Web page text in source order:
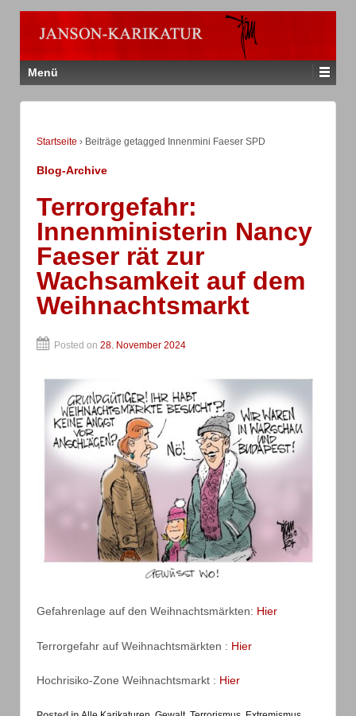
Menü
Startseite › Beiträge getagged Innenmini Faeser SPD
Blog-Archive
Terrorgefahr:
Innenministerin Nancy
Faeser rät zur
Wachsamkeit auf dem
Weihnachtsmarkt
Posted on 28. November 2024
Gefahrenlage auf den Weihnachtsmärkten: Hier
Terrorgefahr auf Weihnachtsmärkten : Hier
Hochrisiko-Zone Weihnachtsmarkt : Hier